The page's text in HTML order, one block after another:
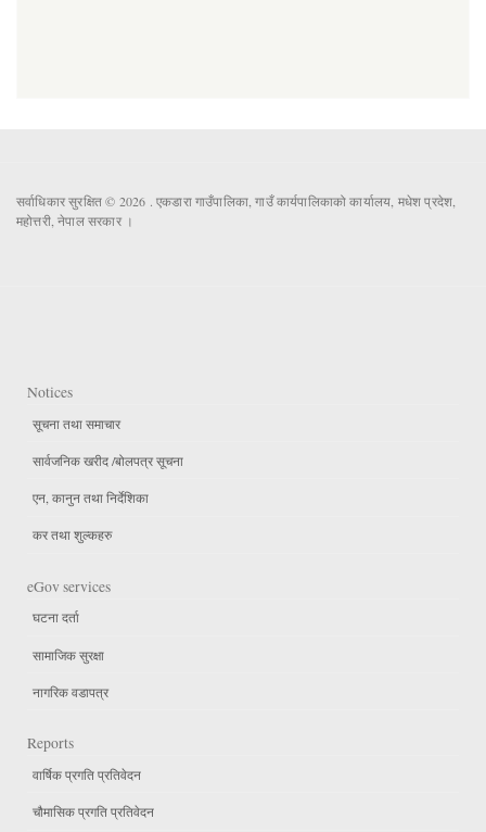
सर्वाधिकार सुरक्षित © 2026 . एकडारा गाउँपालिका, गाउँ कार्यपालिकाको कार्यालय, मधेश प्रदेश,
महोत्तरी, नेपाल सरकार ।
Notices
सूचना तथा समाचार
सार्वजनिक खरीद /बोलपत्र सूचना
एन, कानुन तथा निर्देशिका
कर तथा शुल्कहरु
eGov services
घटना दर्ता
सामाजिक सुरक्षा
नागरिक वडापत्र
Reports
वार्षिक प्रगति प्रतिवेदन
चौमासिक प्रगति प्रतिवेदन